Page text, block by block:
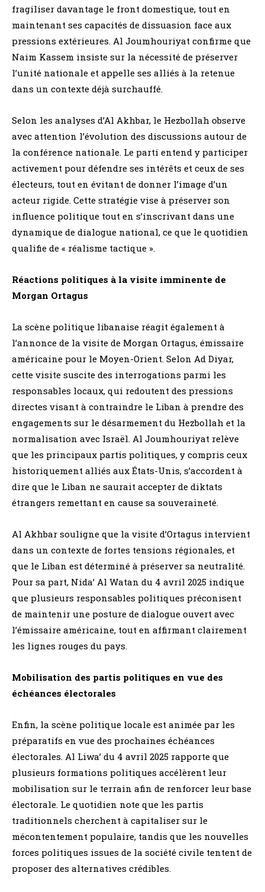
fragiliser davantage le front domestique, tout en
maintenant ses capacités de dissuasion face aux
pressions extérieures. Al Joumhouriyat confirme que
Naim Kassem insiste sur la nécessité de préserver
l’unité nationale et appelle ses alliés à la retenue
dans un contexte déjà surchauffé.
Selon les analyses d’Al Akhbar, le Hezbollah observe
avec attention l’évolution des discussions autour de
la conférence nationale. Le parti entend y participer
activement pour défendre ses intérêts et ceux de ses
électeurs, tout en évitant de donner l’image d’un
acteur rigide. Cette stratégie vise à préserver son
influence politique tout en s’inscrivant dans une
dynamique de dialogue national, ce que le quotidien
qualifie de « réalisme tactique ».
Réactions politiques à la visite imminente de
Morgan Ortagus
La scène politique libanaise réagit également à
l’annonce de la visite de Morgan Ortagus, émissaire
américaine pour le Moyen-Orient. Selon Ad Diyar,
cette visite suscite des interrogations parmi les
responsables locaux, qui redoutent des pressions
directes visant à contraindre le Liban à prendre des
engagements sur le désarmement du Hezbollah et la
normalisation avec Israël. Al Joumhouriyat relève
que les principaux partis politiques, y compris ceux
historiquement alliés aux États-Unis, s’accordent à
dire que le Liban ne saurait accepter de diktats
étrangers remettant en cause sa souveraineté.
Al Akhbar souligne que la visite d’Ortagus intervient
dans un contexte de fortes tensions régionales, et
que le Liban est déterminé à préserver sa neutralité.
Pour sa part, Nida’ Al Watan du 4 avril 2025 indique
que plusieurs responsables politiques préconisent
de maintenir une posture de dialogue ouvert avec
l’émissaire américaine, tout en affirmant clairement
les lignes rouges du pays.
Mobilisation des partis politiques en vue des
échéances électorales
Enfin, la scène politique locale est animée par les
préparatifs en vue des prochaines échéances
électorales. Al Liwa’ du 4 avril 2025 rapporte que
plusieurs formations politiques accélèrent leur
mobilisation sur le terrain afin de renforcer leur base
électorale. Le quotidien note que les partis
traditionnels cherchent à capitaliser sur le
mécontentement populaire, tandis que les nouvelles
forces politiques issues de la société civile tentent de
proposer des alternatives crédibles.